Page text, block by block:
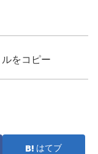
をコピー
はてブ